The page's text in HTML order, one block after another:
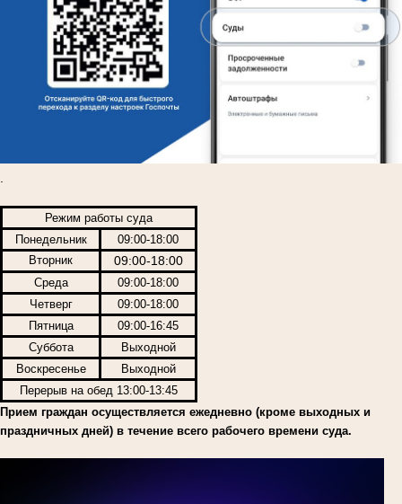
Режим работы суда
Понедельник
09:00-18:00
Вторник
09:00-18:00
Среда
09:00-18:00
Четверг
09:00-18:00
Пятница
09:00-16:45
Суббота
Выходной
Воскресенье
Выходной
Перерыв на обед 13:00-13:45
Прием граждан осуществляется ежедневно (кроме выходных и
праздничных дней) в течение всего рабочего времени суда.